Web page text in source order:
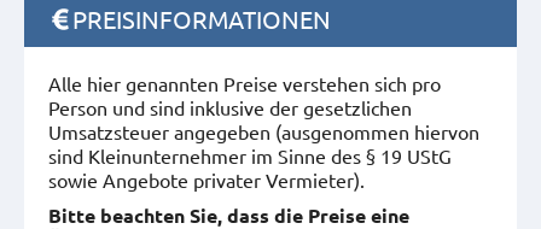
PREISINFORMATIONEN
Alle hier genannten Preise verstehen sich pro
Person und sind inklusive der gesetzlichen
Umsatzsteuer angegeben (ausgenommen hiervon
sind Kleinunternehmer im Sinne des § 19 UStG
sowie Angebote privater Vermieter).
Bitte beachten Sie, dass die Preise eine